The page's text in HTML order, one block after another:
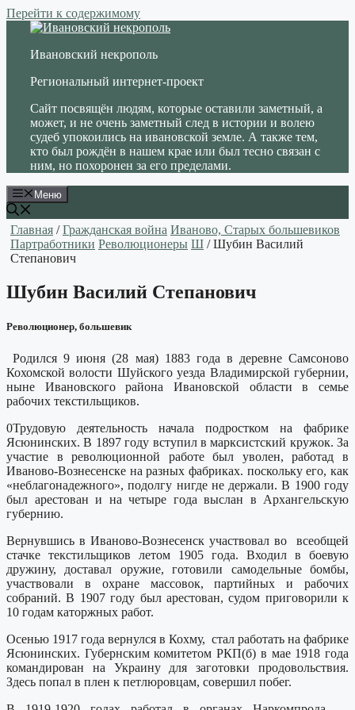
Перейти к содержимому
Ивановский некрополь
Региональный интернет-проект
Сайт посвящён людям, которые оставили заметный, а
может, и не очень заметный след в истории и волею
судеб упокоились на ивановской земле. А также тем,
кто был рождён в нашем крае или был тесно связан с
ним, но похоронен за его пределами.
Меню
Главная /Гражданская война Иваново, Старых большевиков
Партработники Революционеры Ш / Шубин Василий
Степанович
Шубин Василий Степанович
Революционер, большевик
Родился 9 июня (28 мая) 1883 года в деревне Самсоново
Кохомской волости Шуйского уезда Владимирской губернии,
ныне Ивановского района Ивановской области в семье
рабочих текстильщиков.
0Трудовую деятельность начала подростком на фабрике
Ясюнинских. В 1897 году вступил в марк­систский кружок. За
участие в революционной работе был уволен, работад в
Иваново-Вознесенске на разных фабриках. поскольку его, как
«неблагонадежного», подолгу нигде не держали. В 1900 году
был арестован и на четыре года выслан в Архангельскую
губернию.
Вернувшись в Иваново-Вознесенск участвовал во всеобщей
стачке текстильщиков летом 1905 года. Входил в боевую
дружину, доставал оружие, готовили самодельные бомбы,
участвовали в охране массовок, партийных и рабочих
собраний. В 1907 году был арестован, судом приговорили к
10 годам каторжных работ.
Осенью 1917 года вернулся в Кохму, стал работать на фабрике
Ясюнинских. Губернским комитетом РКП(б) в мае 1918 года
командирован на Украину для заготовки продовольствия.
Здесь попал в плен к петлюровцам, совершил побег.